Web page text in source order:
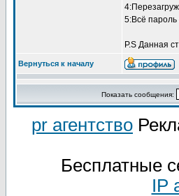
5:Всё пароль
P.S Данная
Вернуться к началу
Показать сообщения:
pr агентство
Бесплатные
IP